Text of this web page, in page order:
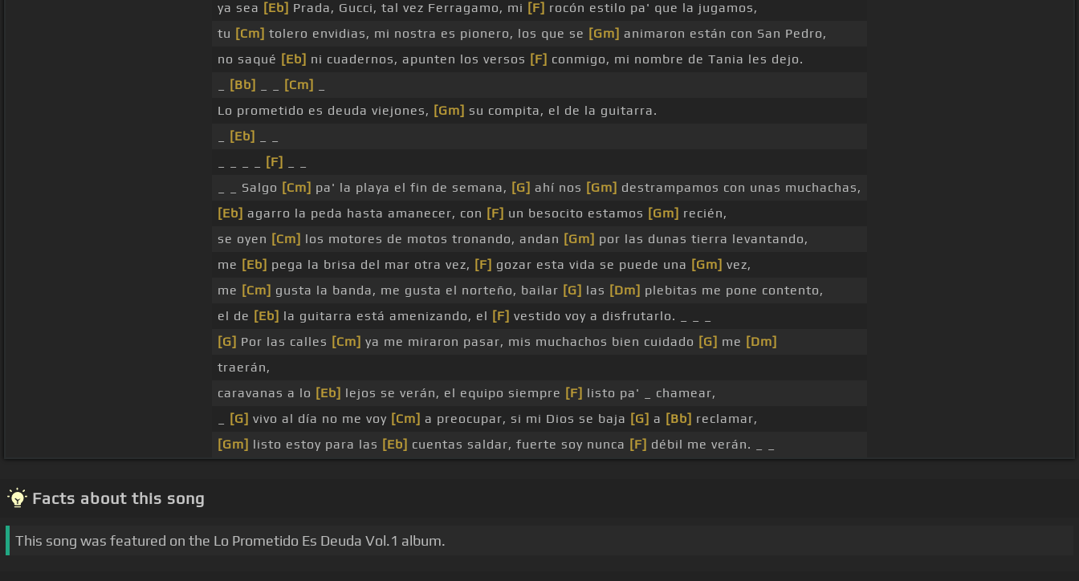
ya sea [Eb] Prada, Gucci, tal vez Ferragamo, mi [F] rocón estilo pa' que la jugamos,
tu [Cm] tolero envidias, mi nostra es pionero, los que se [Gm] animaron están con San Pedro,
no saqué [Eb] ni cuadernos, apunten los versos [F] conmigo, mi nombre de Tania les dejo.
[Bb] [Cm]
Lo prometido es deuda viejones, [Gm] su compita, el de la guitarra.
[Eb]
[F]
_ _ Salgo [Cm] pa' la playa el fin de semana, [G] ahí nos [Gm] destrampamos con unas muchachas,
[Eb] agarro la peda hasta amanecer, con [F] un besocito estamos [Gm] recién,
se oyen [Cm] los motores de motos tronando, andan [Gm] por las dunas tierra levantando,
me [Eb] pega la brisa del mar otra vez, [F] gozar esta vida se puede una [Gm] vez,
me [Cm] gusta la banda, me gusta el norteño, bailar [G] las [Dm] plebitas me pone contento,
el de [Eb] la guitarra está amenizando, el [F] vestido voy a disfrutarlo. _ _ _
[G] Por las calles [Cm] ya me miraron pasar, mis muchachos bien cuidado [G] me [Dm]
traerán,
caravanas a lo [Eb] lejos se verán, el equipo siempre [F] listo pa' _ chamear,
[G] vivo al día no me voy [Cm] a preocupar, si mi Dios se baja [G] a [Bb] reclamar,
[Gm] listo estoy para las [Eb] cuentas saldar, fuerte soy nunca [F] débil me verán. _ _
Facts about this song
This song was featured on the Lo Prometido Es Deuda Vol.1 album.